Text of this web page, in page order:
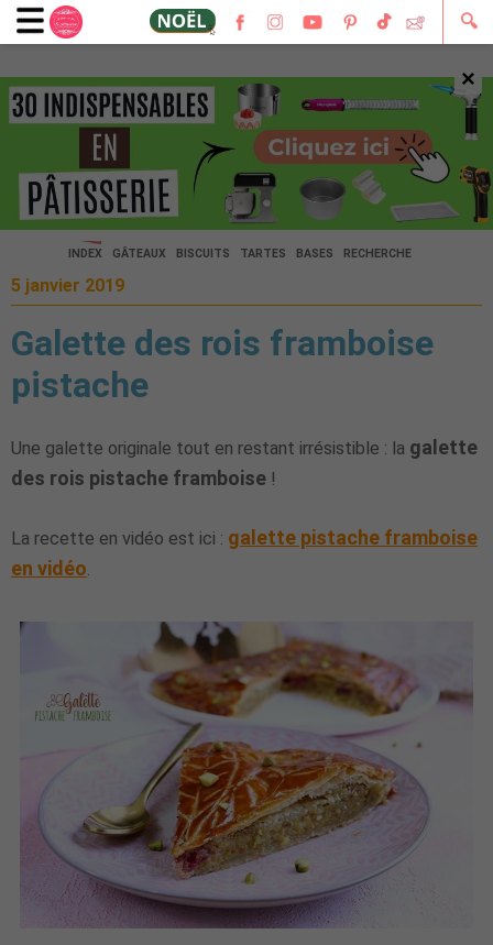
🔍
×
🔍
INDEX GÂTEAUX BISCUITS TARTES BASES RECHERCHE
5 janvier 2019
Galette des rois framboise
pistache
Une galette originale tout en restant irrésistible : la galette
des rois pistache framboise !
La recette en vidéo est ici : galette pistache framboise
en vidéo